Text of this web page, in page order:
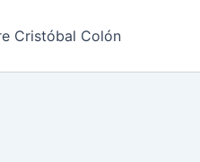
Cristóbal Colón